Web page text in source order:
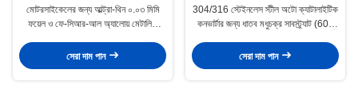
মোটরসাইকেলের জন্য আল্ট্রা-থিন ০.০৩ মিমি
ফয়েল ও ফে-সিআর-আল অ্যালোয় মেটালিক
সেরা দাম পান
304/316 স্টেইনলেস স্টীল অটো ক্যাটালাইটিক
কনভার্টার জন্য ধাতব মধুচক্র সাবস্ট্র্যাট (600
সেরা দাম পান